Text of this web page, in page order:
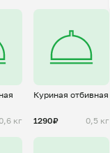
0,6 кг
Куриная отбивная
1290₽ 0,5 кг